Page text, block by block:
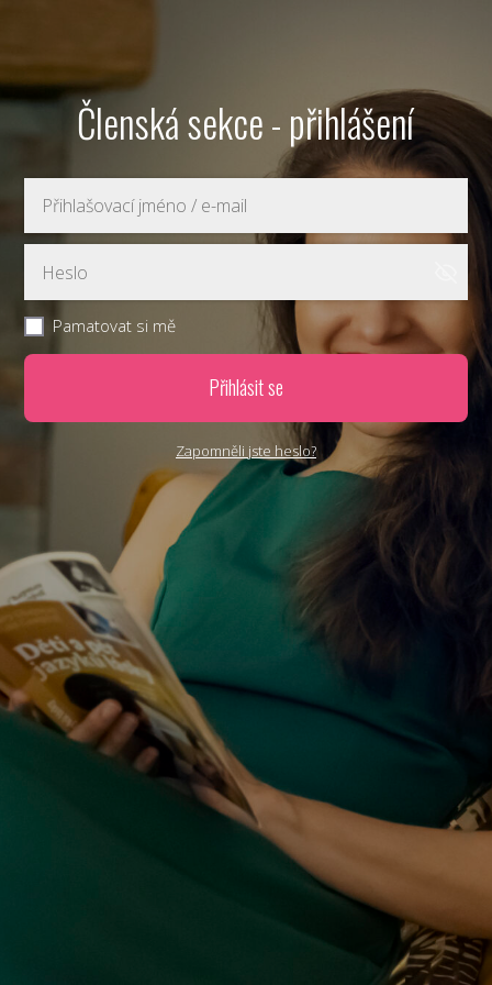
Členská sekce - přihlášení
Pamatovat si mě
Přihlásit se
Zapomněli jste heslo?